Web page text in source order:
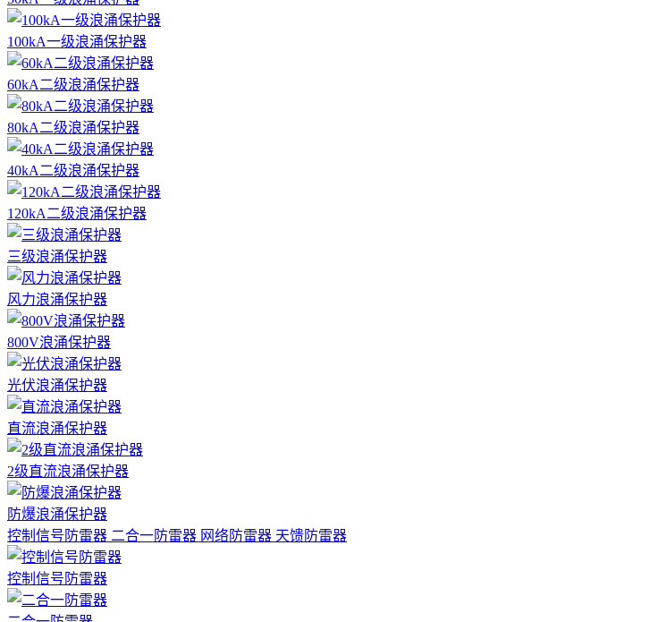
100kA一级浪涌保护器
60kA二级浪涌保护器
80kA二级浪涌保护器
40kA二级浪涌保护器
120kA二级浪涌保护器
三级浪涌保护器
风力浪涌保护器
800V浪涌保护器
光伏浪涌保护器
直流浪涌保护器
2级直流浪涌保护器
防爆浪涌保护器
控制信号防雷器 二合一防雷器 网络防雷器 天馈防雷器
控制信号防雷器